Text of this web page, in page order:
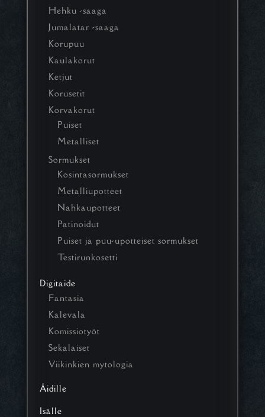
Hehku -saaga
Jumalatar -saaga
Korupuu
Kaulakorut
Ketjut
Korusetit
Korvakorut
Puiset
Metalliset
Sormukset
Kosintasormukset
Metalliupotteet
Nahkaupotteet
Patinoidut
Puiset ja puu-upotteiset sormukset
Testirunkosetti
Digitaide
Fantasia
Kalevala
Komissiotyöt
Sekalaiset
Viikinkien mytologia
Äidille
Isälle